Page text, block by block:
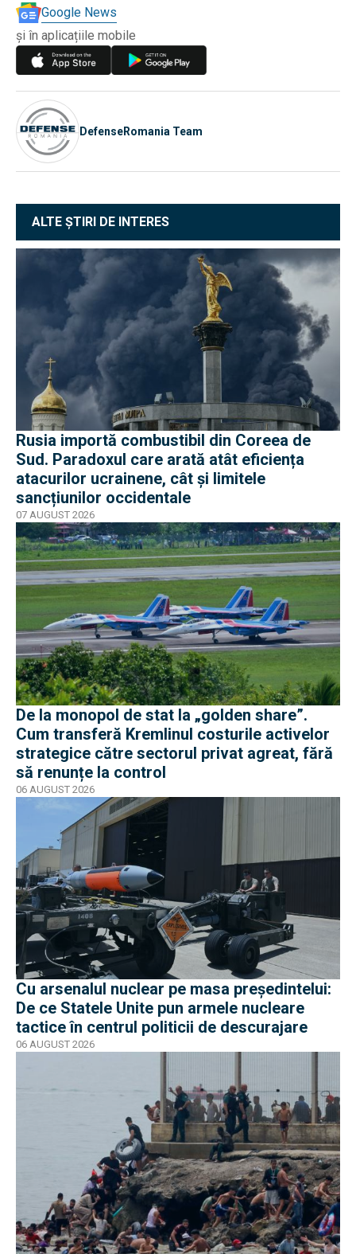
Google News
și în aplicațiile mobile
DefenseRomania Team
ALTE ȘTIRI DE INTERES
Rusia importă combustibil din Coreea de
Sud. Paradoxul care arată atât eficiența
atacurilor ucrainene, cât și limitele
sancțiunilor occidentale
07 AUGUST 2026
De la monopol de stat la „golden share”.
Cum transferă Kremlinul costurile activelor
strategice către sectorul privat agreat, fără
să renunțe la control
06 AUGUST 2026
Cu arsenalul nuclear pe masa preşedintelui:
De ce Statele Unite pun armele nucleare
tactice în centrul politicii de descurajare
06 AUGUST 2026